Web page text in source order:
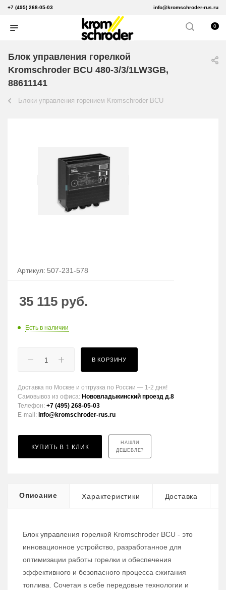
+7 (495) 268-05-03 info@kromschroder-rus.ru
0
Блок управления горелкой
Kromschroder BCU 480-3/3/1LW3GB,
88611141
Блоки управления горением Kromschroder BCU
Артикул: 507-231-578
35 115 руб.
Есть в наличии
В КОРЗИНУ
Доставка по Москве и отгрузка по России — 1-2 дня!
Самовывоз из офиса: Нововладыкинский проезд д.8
Телефон: +7 (495) 268-05-03
E-mail: info@kromschroder-rus.ru
КУПИТЬ В 1 КЛИК
НАШЛИ
ДЕШЕВЛЕ?
Описание Характеристики Доставка
Блок управления горелкой Kromschroder BCU - это
инновационное устройство, разработанное для
оптимизации работы горелки и обеспечения
эффективного и безопасного процесса сжигания
топлива. Сочетая в себе передовые технологии и